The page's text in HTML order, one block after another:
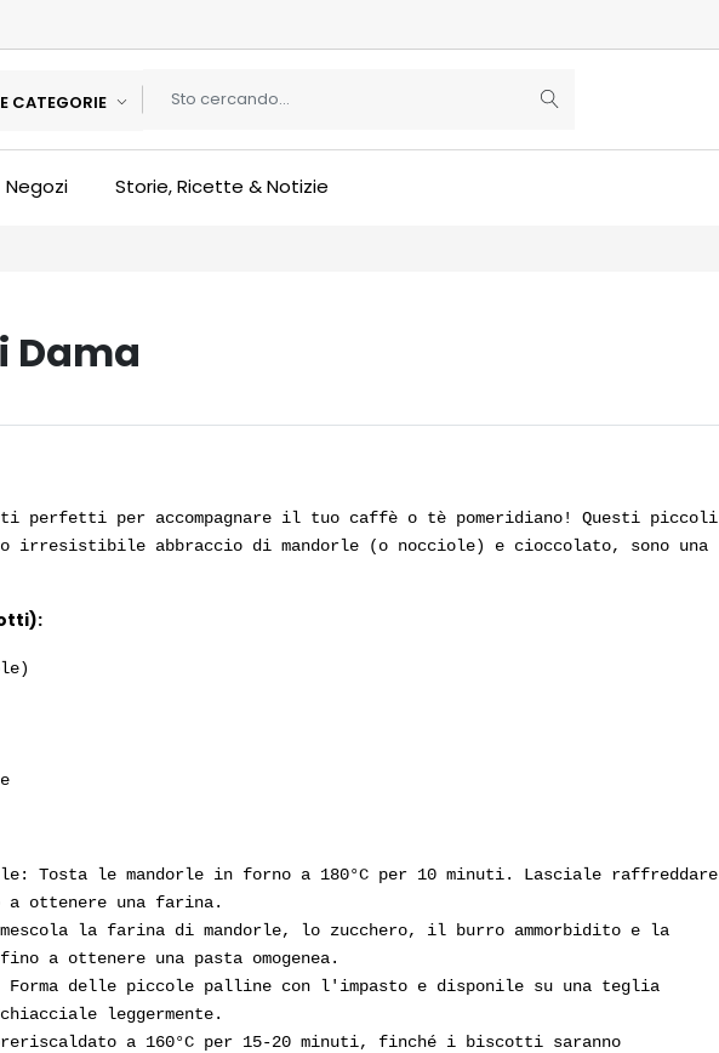
CATEGORIE
Negozi Storie, Ricette & Notizie
Dama
perfetti per accompagnare il tuo caffè o tè pomeridiano! Questi piccoli
irresistibile abbraccio di mandorle (o nocciole) e cioccolato, sono una
Tosta le mandorle in forno a 180°C per 10 minuti. Lasciale raffreddare
ottenere una farina.
la farina di mandorle, lo zucchero, il burro ammorbidito e la
a ottenere una pasta omogenea.
Forma delle piccole palline con l'impasto e disponile su una teglia
leggermente.
a 160°C per 15-20 minuti, finché i biscotti saranno